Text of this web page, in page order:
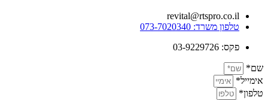
revital@rtspro.co.il
טלפון משרד: 073-7020340
פקס: 03-9229726
שם*
אימייל*
טלפון*